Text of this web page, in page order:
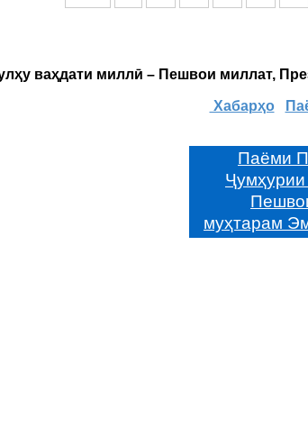
ваҳдати миллӣ – Пешвои миллат,
Хабарҳо
Паёми
Ҷумҳурии
муҳтарам